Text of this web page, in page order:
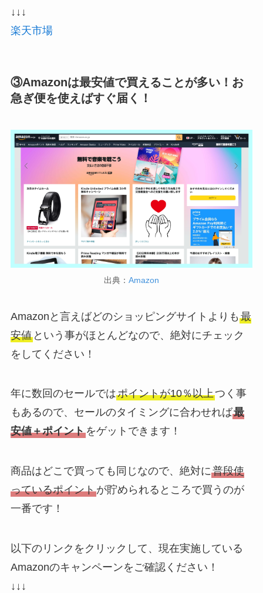
↓↓↓
楽天市場
③Amazonは最安値で買えることが多い！お
急ぎ便を使えばすぐ届く！
出典： Amazon
Amazonと言えばどのショッピングサイトよりも 最
安値という事がほとんどなので、絶対にチェック
をしてください！
年に数回のセールではポイントが10％以上つく事
もあるので、セールのタイミングに合わせれば最
安値＋ポイントをゲットできます！
商品はどこで買っても同じなので、絶対に普段使
っているポイントが貯められるところで買うのが
一番です！
以下のリンクをクリックして、現在実施している
Amazonのキャンペーンをご確認ください！
↓↓↓